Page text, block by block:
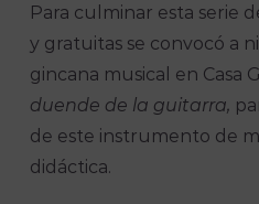
Para culminar esta serie
y gratuitas se convocó a
gincana musical en Casa
duende de la guitarra,
de este instrumento de
didáctica.